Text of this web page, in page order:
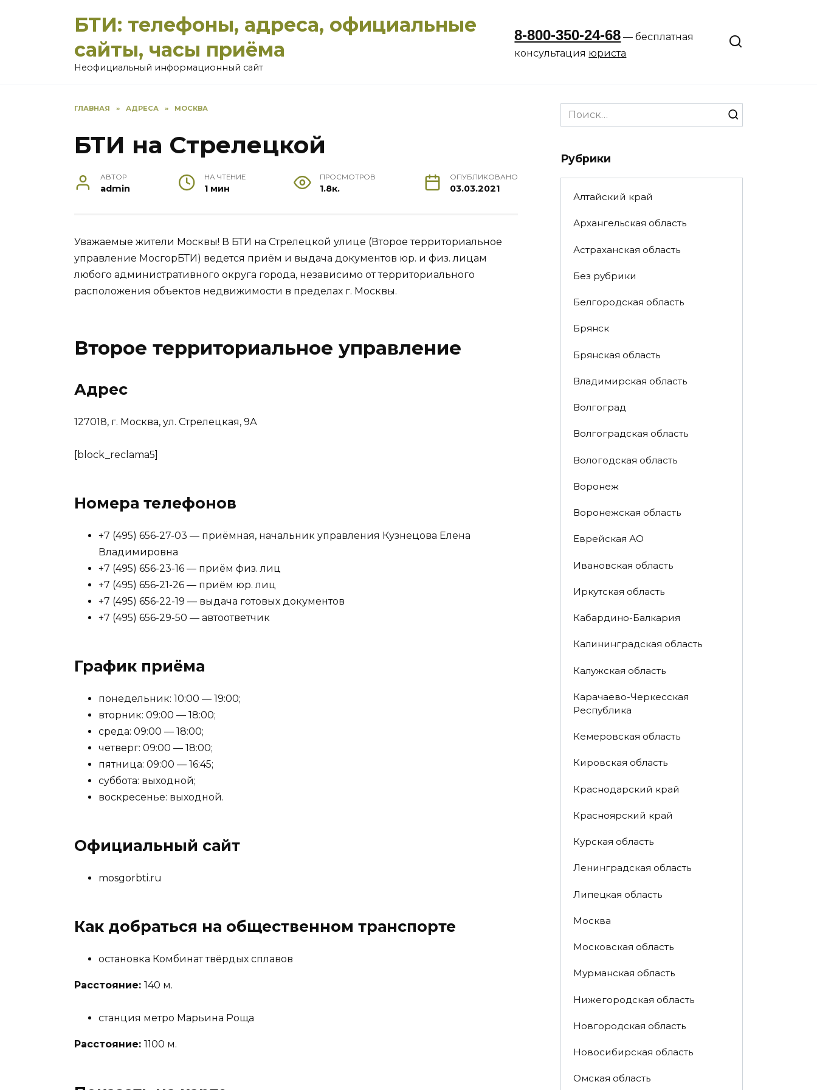
БТИ: телефоны, адреса, официальные
сайты, часы приёма
Неофициальный информационный сайт
8-800-350-24-68 — бесплатная
консультация юриста
ГЛАВНАЯ » АДРЕСА » МОСКВА
БТИ на Стрелецкой
АВТОР
admin
НА ЧТЕНИЕ
1 мин
ПРОСМОТРОВ
1.8к.
ОПУБЛИКОВАНО
03.03.2021
Уважаемые жители Москвы! В БТИ на Стрелецкой улице (Второе территориальное
управление МосгорБТИ) ведется приём и выдача документов юр. и физ. лицам
любого административного округа города, независимо от территориального
расположения объектов недвижимости в пределах г. Москвы.
Второе территориальное управление
Адрес
127018, г. Москва, ул. Стрелецкая, 9А
[block_reclama5]
Номера телефонов
+7 (495) 656-27-03 — приёмная, начальник управления Кузнецова Елена
Владимировна
+7 (495) 656-23-16 — приём физ. лиц
+7 (495) 656-21-26 — приём юр. лиц
+7 (495) 656-22-19 — выдача готовых документов
+7 (495) 656-29-50 — автоответчик
График приёма
понедельник: 10:00 — 19:00;
вторник: 09:00 — 18:00;
среда: 09:00 — 18:00;
четверг: 09:00 — 18:00;
пятница: 09:00 — 16:45;
суббота: выходной;
воскресенье: выходной.
Официальный сайт
mosgorbti.ru
Как добраться на общественном транспорте
остановка Комбинат твёрдых сплавов
Расстояние: 140 м.
станция метро Марьина Роща
Расстояние: 1100 м.
Search
for:
Рубрики
Алтайский край
Архангельская область
Астраханская область
Без рубрики
Белгородская область
Брянск
Брянская область
Владимирская область
Волгоград
Волгоградская область
Вологодская область
Воронеж
Воронежская область
Еврейская АО
Ивановская область
Иркутская область
Кабардино-Балкария
Калининградская область
Калужская область
Карачаево-Черкесская
Республика
Кемеровская область
Кировская область
Краснодарский край
Красноярский край
Курская область
Ленинградская область
Липецкая область
Москва
Московская область
Мурманская область
Нижегородская область
Новгородская область
Новосибирская область
Омская область